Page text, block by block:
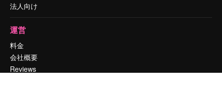
法人向け
運営
料金
会社概要
Reviews